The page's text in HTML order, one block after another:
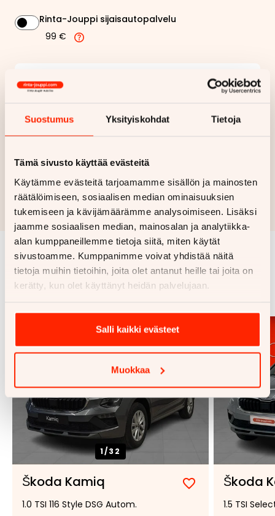
Suostumus Yksityiskohdat Tietoja
Tämä sivusto käyttää evästeitä
Käytämme evästeitä tarjoamamme sisällön ja mainosten
räätälöimiseen, sosiaalisen median ominaisuuksien
tukemiseen ja kävijämäärämme analysoimiseen. Lisäksi
jaamme sosiaalisen median, mainosalan ja analytiikka-
alan kumppaneillemme tietoja siitä, miten käytät
sivustoamme. Kumppanimme voivat yhdistää näitä
tietoja muihin tietoihin, joita olet antanut heille tai joita on
kerätty, kun olet käyttänyt heidän palvelujaan.
Salli kaikki evästeet
Muokkaa
Rinta-Jouppi sijaisautopalvelu
99 €
Kuukausierä 239,87 €
Hae rahoitustarjous
Rahoituslaskelma on suuntaa antava ja edellyttää hyväksytyn
luottopäätöksen ja kaskovakuutuksen.
Samankaltaisia ajoneuvoja
Katso kaikki
1/32
Škoda Kamiq
Lisää
suosikiksi
Poista
suosikeista
1.0 TSI 116 Style DSG Autom.
Škoda
1.5 TSI